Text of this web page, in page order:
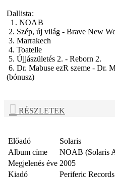
Dallista:
1. NOAB
2. Szép, új világ - Brave New
3. Marrakech
4. Toatelle
5. Újjászületés 2. - Reborn 2.
6. Dr. Mabuse ezR szeme - Dr.
(bónusz)
RÉSZLETEK
Előadó
Solaris
Album címe
NOAB (Solaris
Megjelenés éve 2005
Kiadó
Periferic Records